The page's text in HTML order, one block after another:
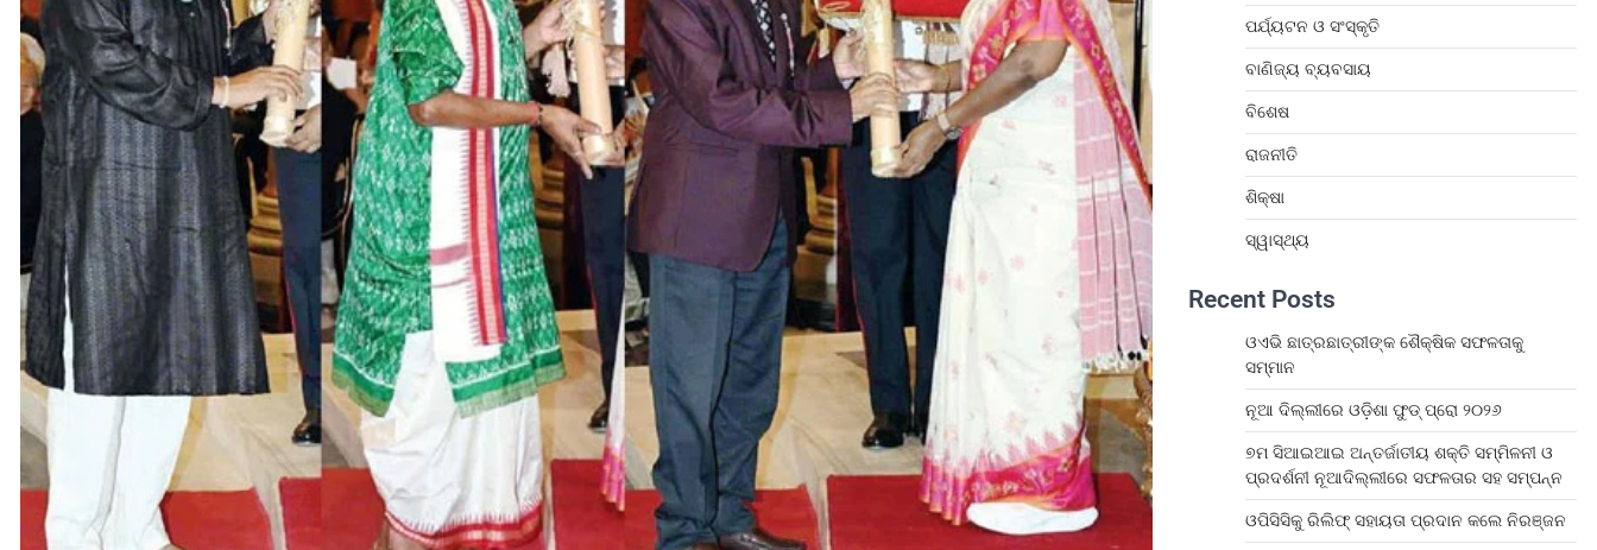
ପର୍ଯ୍ୟଟନ ଓ ସଂସ୍କୃତି
ବାଣିଜ୍ୟ ବ୍ୟବସାୟ
ବିଶେଷ
ରାଜନୀତି
ଶିକ୍ଷା
ସ୍ୱାସ୍ଥ୍ୟ
Recent Posts
ଓଏଭି ଛାତ୍ରଛାତ୍ରୀଙ୍କ ଶୈକ୍ଷିକ ସଫଳତାକୁ
ସମ୍ମାନ
ନୂଆ ଦିଲ୍ଲୀରେ ଓଡ଼ିଶା ଫୁଡ୍ ପ୍ରୋ ୨୦୨୬
୭ମ ସିଆଇଆଇ ଅନ୍ତର୍ଜାତୀୟ ଶକ୍ତି ସମ୍ମିଳନୀ ଓ
ପ୍ରଦର୍ଶନୀ ନୂଆଦିଲ୍ଲୀରେ ସଫଳତାର ସହ ସମ୍ପନ୍ନ
ଓପିସିସିକୁ ରିଲିଫ୍ ସହାୟତା ପ୍ରଦାନ କଲେ ନିରଞ୍ଜନ